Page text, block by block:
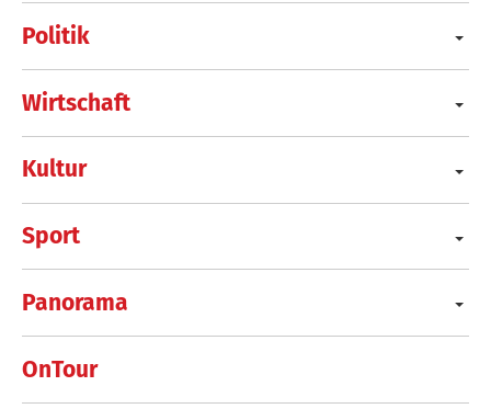
Politik
Wirtschaft
Kultur
Sport
Panorama
OnTour